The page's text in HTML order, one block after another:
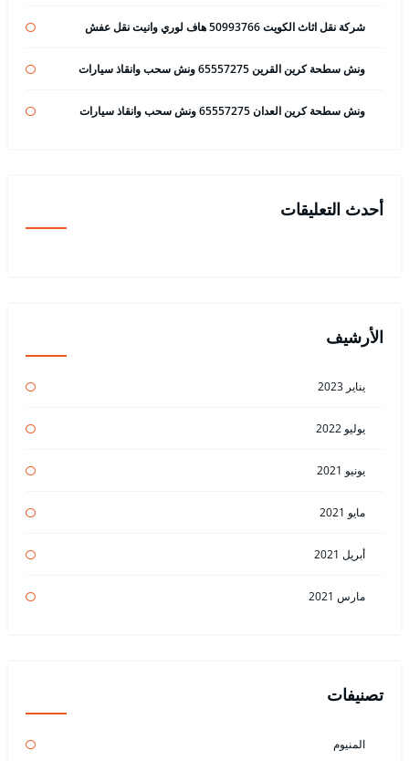
شركة نقل اثاث الكويت 50993766 هاف لوري وانيت نقل عفش
ونش سطحة كرين القرين 65557275 ونش سحب وانقاذ سيارات
ونش سطحة كرين العدان 65557275 ونش سحب وانقاذ سيارات
أحدث التعليقات
الأرشيف
يناير 2023
يوليو 2022
يونيو 2021
مايو 2021
أبريل 2021
مارس 2021
تصنيفات
المنيوم